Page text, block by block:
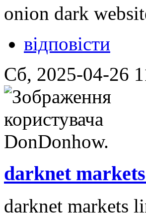
onion dark
відповісти
Сб, 2025-04-26
darknet
darknet markets